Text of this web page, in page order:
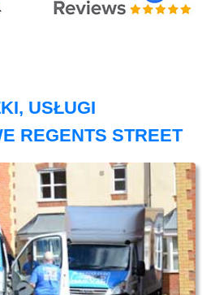
USŁUGI
REGENTS STREET